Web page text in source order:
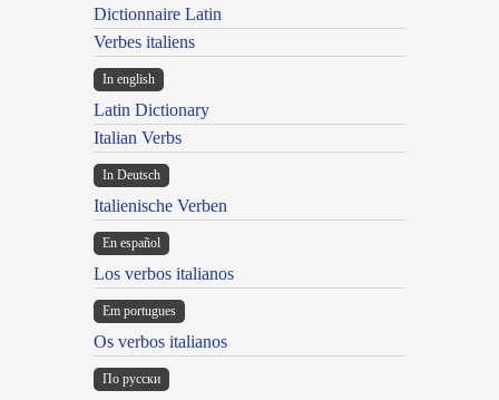
Dictionnaire Latin
Verbes italiens
In english
Latin Dictionary
Italian Verbs
In Deutsch
Italienische Verben
En español
Los verbos italianos
Em portugues
Os verbos italianos
По русски